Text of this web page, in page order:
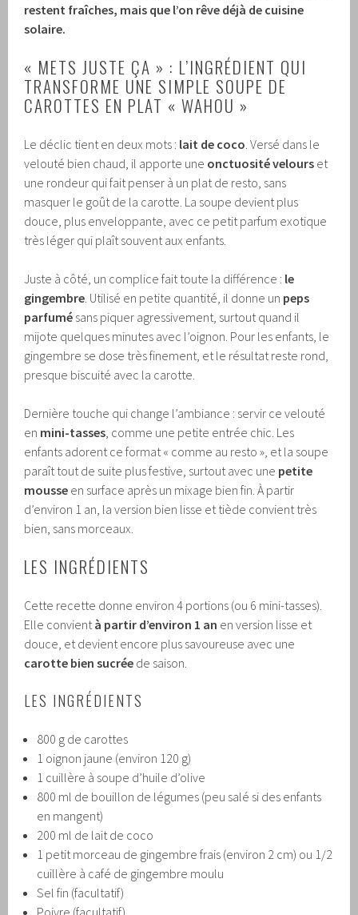
restent fraîches, mais que l’on rêve déjà de cuisine
solaire.
« METS JUSTE ÇA » : L’INGRÉDIENT QUI
TRANSFORME UNE SIMPLE SOUPE DE
CAROTTES EN PLAT « WAHOU »
Le déclic tient en deux mots : lait de coco . Versé dans le
velouté bien chaud, il apporte une onctuosité velours et
une rondeur qui fait penser à un plat de resto, sans
masquer le goût de la carotte. La soupe devient plus
douce, plus enveloppante, avec ce petit parfum exotique
très léger qui plaît souvent aux enfants.
Juste à côté, un complice fait toute la différence : le
gingembre . Utilisé en petite quantité, il donne un peps
parfumé sans piquer agressivement, surtout quand il
mijote quelques minutes avec l’oignon. Pour les enfants, le
gingembre se dose très finement, et le résultat reste rond,
presque biscuité avec la carotte.
Dernière touche qui change l’ambiance : servir ce velouté
en mini-tasses , comme une petite entrée chic. Les
enfants adorent ce format « comme au resto », et la soupe
paraît tout de suite plus festive, surtout avec une petite
mousse en surface après un mixage bien fin. À partir
d’environ 1 an, la version bien lisse et tiède convient très
bien, sans morceaux.
LES INGRÉDIENTS
Cette recette donne environ 4 portions (ou 6 mini-tasses).
Elle convient à partir d’environ 1 an en version lisse et
douce, et devient encore plus savoureuse avec une
carotte bien sucrée de saison.
LES INGRÉDIENTS
800 g de carottes
1 oignon jaune (environ 120 g)
1 cuillère à soupe d’huile d’olive
800 ml de bouillon de légumes (peu salé si des enfants
en mangent)
200 ml de lait de coco
1 petit morceau de gingembre frais (environ 2 cm) ou 1/2
cuillère à café de gingembre moulu
Sel fin (facultatif)
Poivre (facultatif)